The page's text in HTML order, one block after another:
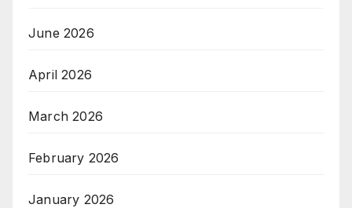
June 2026
April 2026
March 2026
February 2026
January 2026